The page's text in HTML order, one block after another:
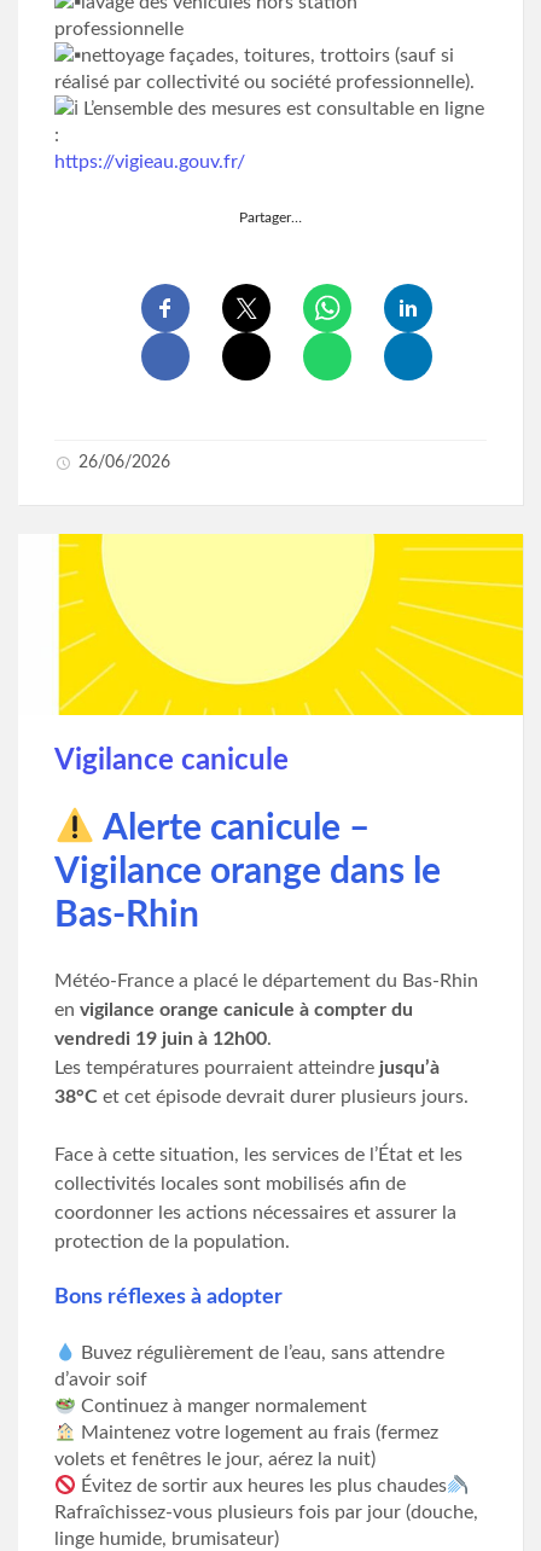
professionnelle
nettoyage façades, toitures, trottoirs (sauf si
réalisé par collectivité ou société professionnelle).
L’ensemble des mesures est consultable en ligne
:
https://vigieau.gouv.fr/
Partager…
26/06/2026
Vigilance canicule
Alerte canicule –
Vigilance orange dans le
Bas-Rhin
Météo-France a placé le département du Bas-Rhin
en vigilance orange canicule à compter du
vendredi 19 juin à 12h00.
Les températures pourraient atteindre jusqu’à
38°C et cet épisode devrait durer plusieurs jours.
Face à cette situation, les services de l’État et les
collectivités locales sont mobilisés afin de
coordonner les actions nécessaires et assurer la
protection de la population.
Bons réflexes à adopter
Buvez régulièrement de l’eau, sans attendre
d’avoir soif
Continuez à manger normalement
Maintenez votre logement au frais (fermez
volets et fenêtres le jour, aérez la nuit)
Évitez de sortir aux heures les plus chaudes
Rafraîchissez-vous plusieurs fois par jour (douche,
linge humide, brumisateur)